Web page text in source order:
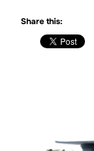
Share this: